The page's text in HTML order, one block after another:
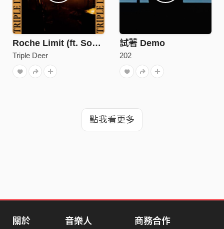
Roche Limit (ft. Soby)
Triple Deer
試著 Demo
202
點我看更多
關於 音樂人 商務合作